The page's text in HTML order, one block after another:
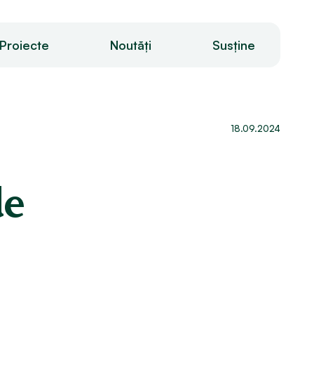
Proiecte Noutăți Susține
18.09.2024